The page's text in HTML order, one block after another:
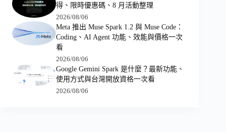
得、限時優惠碼、8 月活動整理
2026/08/06
Meta 推出 Muse Spark 1.2 與 Muse Code：
Coding、AI Agent 功能、效能與價格一次
看
2026/08/06
Google Gemini Spark 是什麼？最新功能、
使用方式與台灣開放資格一次看
2026/08/06